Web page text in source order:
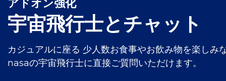
アドオン強化
宇宙飛行士とチャット
カジュアルに座る 少人数お食事やお飲み物を楽しみ
nasaの宇宙飛行士に直接ご質問いただけます。